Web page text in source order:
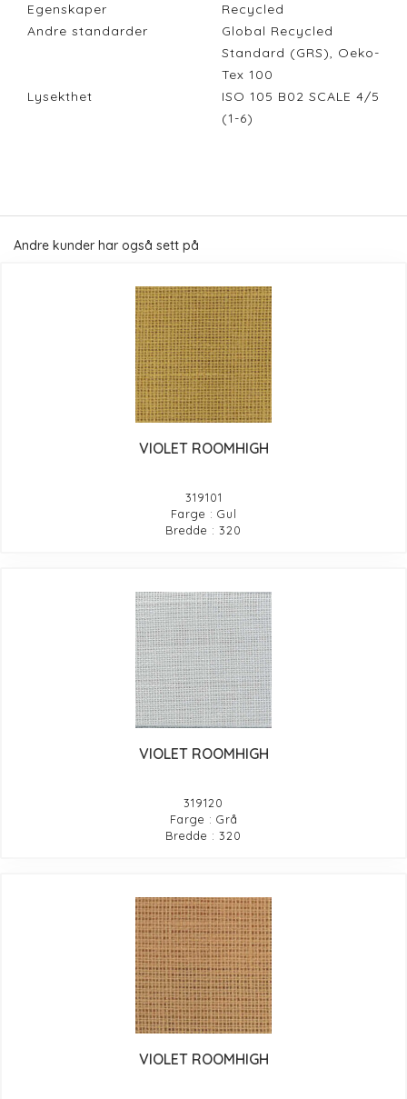
Egenskaper
Recycled
Andre standarder
Global Recycled
Standard (GRS), Oeko-
Tex 100
Lysekthet
ISO 105 B02 SCALE 4/5
(1-6)
Andre kunder har også sett på
VIOLET ROOMHIGH
319101
Farge : Gul
Bredde : 320
VIOLET ROOMHIGH
319120
Farge : Grå
Bredde : 320
VIOLET ROOMHIGH